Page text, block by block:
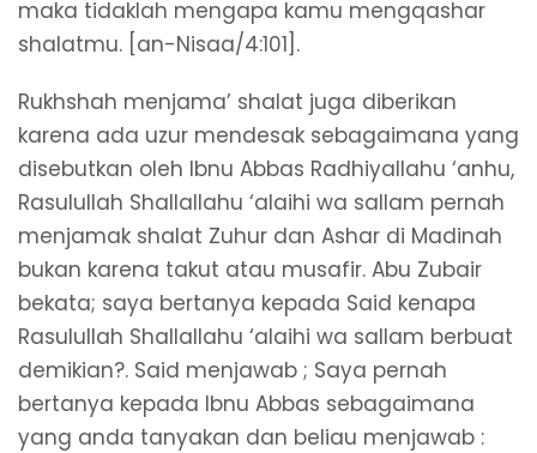
maka tidaklah mengapa kamu mengqashar
shalatmu. [an-Nisaa/4:101].
Rukhshah menjama’ shalat juga diberikan
karena ada uzur mendesak sebagaimana yang
disebutkan oleh Ibnu Abbas Radhiyallahu ‘anhu,
Rasulullah Shallallahu ‘alaihi wa sallam pernah
menjamak shalat Zuhur dan Ashar di Madinah
bukan karena takut atau musafir. Abu Zubair
bekata; saya bertanya kepada Said kenapa
Rasulullah Shallallahu ‘alaihi wa sallam berbuat
demikian?. Said menjawab ; Saya pernah
bertanya kepada Ibnu Abbas sebagaimana
yang anda tanyakan dan beliau menjawab :